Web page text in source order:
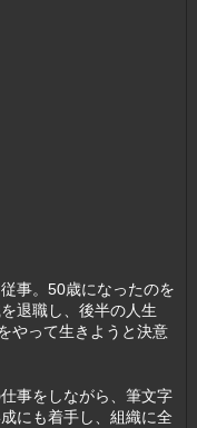
事。50歳になったのを
退職し、後半の人生
やって生きようと決意
事をしながら、筆文字
にも着手し、組織に全